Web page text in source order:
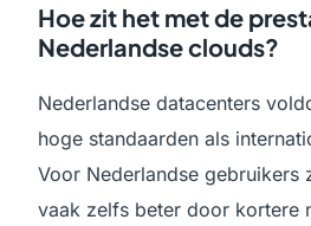
Hoe zit het met de
Nederlandse clouds?
Nederlandse datacenters
hoge standaarden als
Voor Nederlandse gebruikers
vaak zelfs beter door kortere